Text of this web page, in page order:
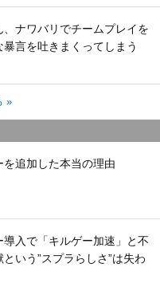
、ナワバリでチームプレイを
言を吐きまくってしまう
»
追加した本当の理由
導入で「キルゲー加速」と不
いう”スプラらしさ”は失わ